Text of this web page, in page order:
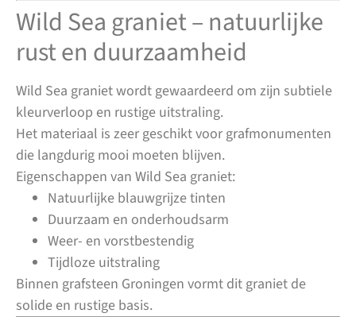
Wild Sea graniet – natuurlijke
rust en duurzaamheid
Wild Sea graniet wordt gewaardeerd om zijn subtiele
kleurverloop en rustige uitstraling.
Het materiaal is zeer geschikt voor grafmonumenten
die langdurig mooi moeten blijven.
Eigenschappen van Wild Sea graniet:
Natuurlijke blauwgrijze tinten
Duurzaam en onderhoudsarm
Weer- en vorstbestendig
Tijdloze uitstraling
Binnen grafsteen Groningen vormt dit graniet de
solide en rustige basis.